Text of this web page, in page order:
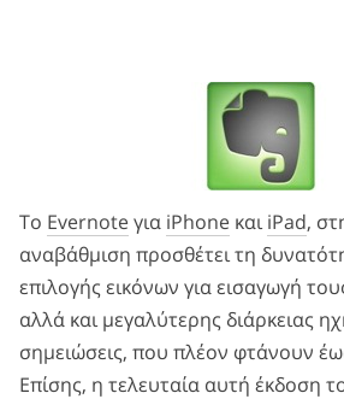
Το Evernoteγια iPhone καιiPad,
αναβάθμιση προσθέτει τη
επιλογής εικόνων για εισαγωγή
αλλά και μεγαλύτερης διάρκειας
σημειώσεις, που πλέον φτάνουν
Επίσης, η τελευταία αυτή έκδοση